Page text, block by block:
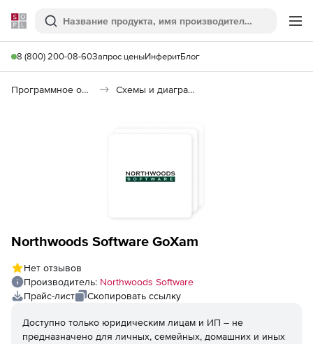
Softline
Поиск
8 (800) 200-08-60Запрос ценыИнферитБлог
Программное обеспечение для графики и дизайна Схемы и диаграммы
Northwoods Software GoXam
Нет отзывов
Производитель: Northwoods Software
Прайс-лист
Скопировать ссылку
Доступно только юридическим лицам и ИП – не
предназначено для личных, семейных, домашних и иных